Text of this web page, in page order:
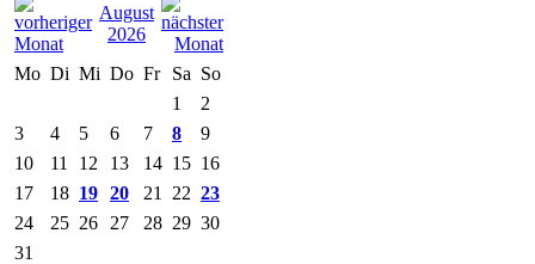
August
2026
Mo Di Mi Do Fr Sa So
1
2
3
4 5 6 7 8
9
10
11 12 13 14 15 16
17
18 19 20 21 22 23
24
25 26 27 28 29 30
31